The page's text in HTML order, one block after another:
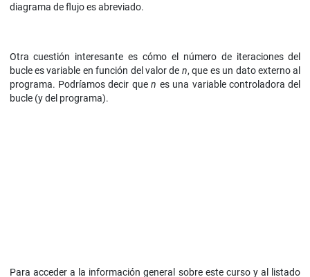
diagrama de flujo es abreviado.
Otra cuestión interesante es cómo el número de iteraciones del
bucle es variable en función del valor de n, que es un dato externo al
programa. Podríamos decir quen es una variable controladora del
bucle (y del programa).
Para acceder a la información general sobre este curso y al listado